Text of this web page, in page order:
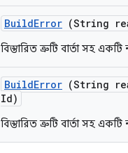
BuildError (String
বিস্তারিত ত্রুটি বার্তা সহ
BuildError (String
Id)
বিস্তারিত ত্রুটি বার্তা সহ